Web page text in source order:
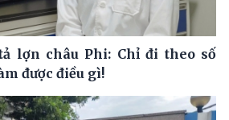
lợn châu Phi: Chỉ đi theo số
được điều gì!